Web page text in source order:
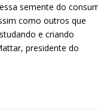
semente do
como outros que
e criando
presidente do